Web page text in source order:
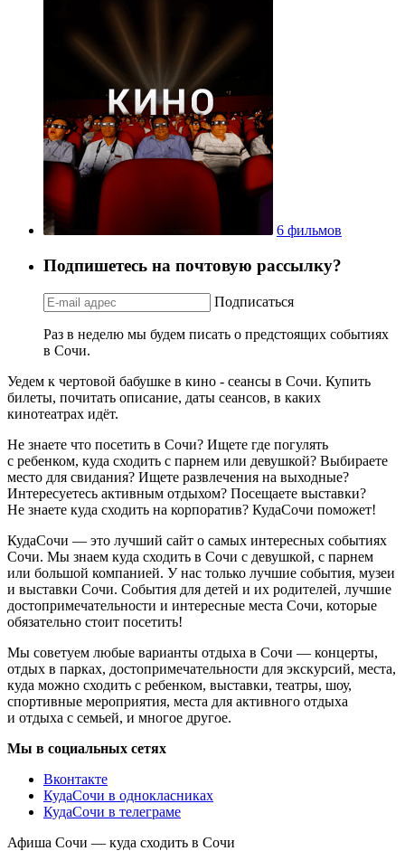
6 фильмов
Подпишетесь на почтовую рассылку?
Подписаться
Раз в неделю мы будем писать о предстоящих событиях
в Сочи.
Уедем к чертовой бабушке в кино - сеансы в Сочи. Купить
билеты, почитать описание, даты сеансов, в каких
кинотеатрах идёт.
Не знаете что посетить в Сочи? Ищете где погулять
с ребенком, куда сходить с парнем или девушкой? Выбираете
место для свидания? Ищете развлечения на выходные?
Интересуетесь активным отдыхом? Посещаете выставки?
Не знаете куда сходить на корпоратив? КудаСочи поможет!
КудаСочи — это лучший сайт о самых интересных событиях
Сочи. Мы знаем куда сходить в Сочи с девушкой, с парнем
или большой компанией. У нас только лучшие события, музеи
и выставки Сочи. События для детей и их родителей, лучшие
достопримечательности и интересные места Сочи, которые
обязательно стоит посетить!
Мы советуем любые варианты отдыха в Сочи — концерты,
отдых в парках, достопримечательности для экскурсий, места,
куда можно сходить с ребенком, выставки, театры, шоу,
спортивные мероприятия, места для активного отдыха
и отдыха с семьей, и многое другое.
Мы в социальных сетях
Вконтакте
КудаСочи в однокласниках
КудаСочи в телеграме
Афиша Сочи — куда сходить в Сочи